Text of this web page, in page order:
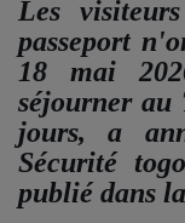
PHOTOS
PODCASTS
VIDÉOS
Les
passeport
18 mai
séjourner au
jours, a
Sécurité
publié dans